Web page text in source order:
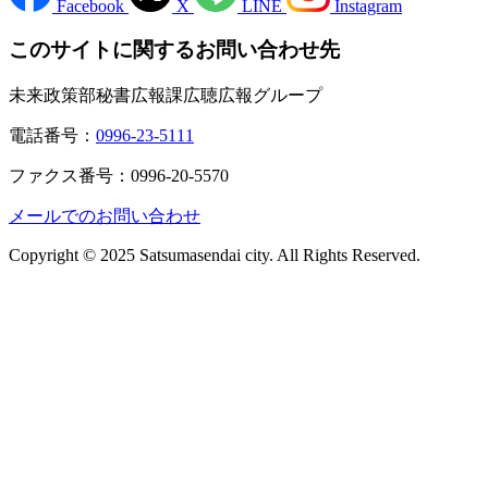
Facebook X LINE Instagram
このサイトに関するお問い合わせ先
未来政策部秘書広報課広聴広報グループ
電話番号： 0996-23-5111
ファクス番号：0996-20-5570
メールでのお問い合わせ
Copyright © 2025 Satsumasendai city. All Rights Reserved.